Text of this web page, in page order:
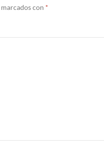
con *